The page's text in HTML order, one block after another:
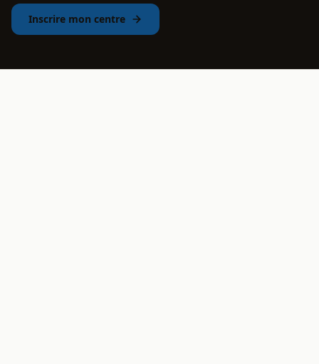
Inscrire mon centre